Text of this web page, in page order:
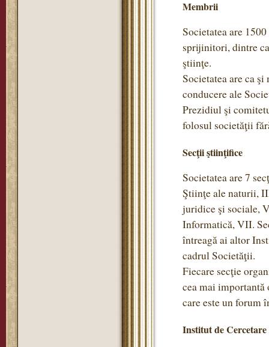
Membrii
Societatea are
sprijinitori, dintre
ştiinţe.
Societatea are ca
conducere ale
Prezidiul şi
folosul societăţii
Secţii ştiinţifice
Societatea are 7
Ştiinţe ale naturii,
juridice şi sociale,
Informatică, VII.
întreagă ai altor
cadrul Societăţii.
Fiecare secţie
cea mai
care este un
Institut de Cercetare